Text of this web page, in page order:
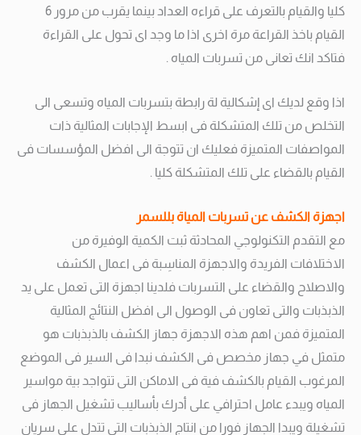
كليا والقيام بالتعرف على قراءه العداد بينما يقرب من مرور 6
القيام باخذ القراعة مرة اخرى اذا ما وجد اى تحول على القراءة
فتاكد انك تعانى من تسربات المياه .
اذا وقع لديك اى إشكالية لة رابطة بتسربات المياه وتسعى الى
التخلص من تلك المتشكلة فى ابسط الإجابات المثالية ذات
المواصفات المتميزة فعليك ان تتوجة الى افضل المؤسسات فى
القيام بالقضاء على تلك المتشكلة كليا .
اجهزة الكشف عن تسربات المياة بللسمر
مع التقدم التكنولوجي المحادثة ثبت الكمية الوفيرة من
الاختلافات الفريدة والاجهزة المناسِبة فى اعمال الكشف
والاصلاح والقضاء على التسربات فلدينا اجهزة التى تعمل على يد
الذبذبات والتى تعاون فى الوصول الى افضل النتائج المثالية
المتميزة فمن اهم هذه الاجهزة جهاز الكشف بالذبذبات هو
متمثل في جهاز مخصص فى الكشف نبدا فى السير فى الموضع
المرغوب القيام بالكشف فية فى الاماكن التى تتواجد بية مواسير
المياه ويبدء عامل احترافي على أدرك بأساليب تشغيل الجهاز فى
تشغيلة ويبدا الجهاز فورا من انتاج الذبذبات التى تتدل على سريان